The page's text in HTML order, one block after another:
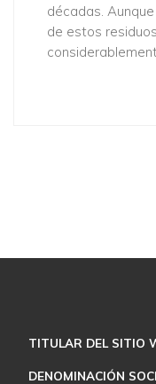
décadas.
de estos
TITULAR DEL SITIO
DENOMINACIÓN